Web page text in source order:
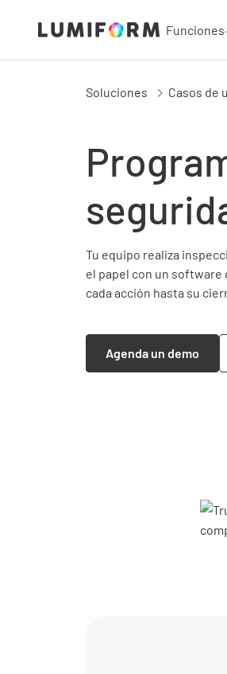
Funciones
Soluciones Casos de
Tu equipo realiza
el papel con un
cada acción hasta su
Agenda un demo